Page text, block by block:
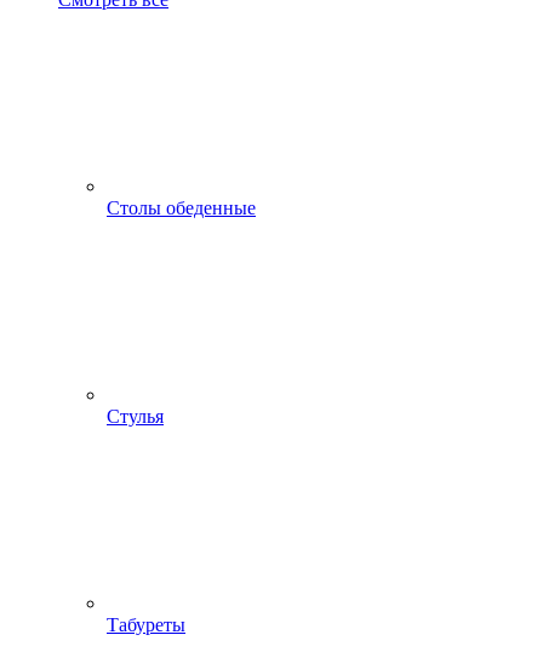
Столы обеденные
Стулья
Табуреты